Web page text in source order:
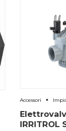
Accessori
IRRITROL